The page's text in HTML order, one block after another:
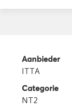
Aanbieder
ITTA
Categorie
NT2